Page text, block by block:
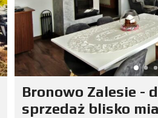
Bronowo Zalesie -
sprzedaż blisko